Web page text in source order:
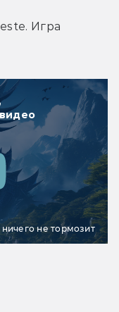
Игра
не тормозит